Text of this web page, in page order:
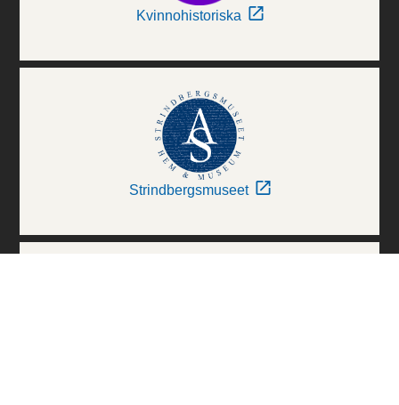
Kvinnohistoriska
Strindbergsmuseet